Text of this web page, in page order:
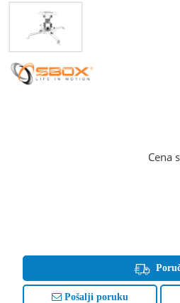
Cena
Pošalji poruku